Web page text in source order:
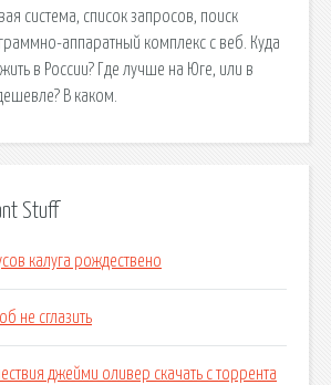
сиcтема, список запросов, поиск
аппаратный комплекс с веб. Куда
в России? Где лучше на Юге, или в
В каком.
Stuff
калуга рождествено
не сглазить
джейми оливер скачать с торрента